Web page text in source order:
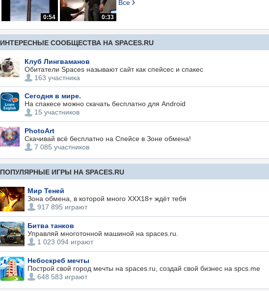
0:54 0:33
Все
ИНТЕРЕСНЫЕ СООБЩЕСТВА НА SPACES.RU
Клуб Лингваманов
Обитатели Spaces называют сайт как спейсес и спакес
163 участника
Сегодня в мире.
На спакесе можно скачать бесплатно для Android
15 участников
PhotoArt
Скачивай всё бесплатно на Спейсе в Зоне обмена!
7 085 участников
ПОПУЛЯРНЫЕ ИГРЫ НА SPACES.RU
Мир Теней
Зона обмена, в которой много XXX18+ ждёт тебя
917 895 играют
Битва танков
Управляй многотонной машиной на spaces.ru.
1 023 094 играют
Небоскреб мечты
Построй свой город мечты на spaces.ru, создай свой бизнес на spcs.me
648 583 играют